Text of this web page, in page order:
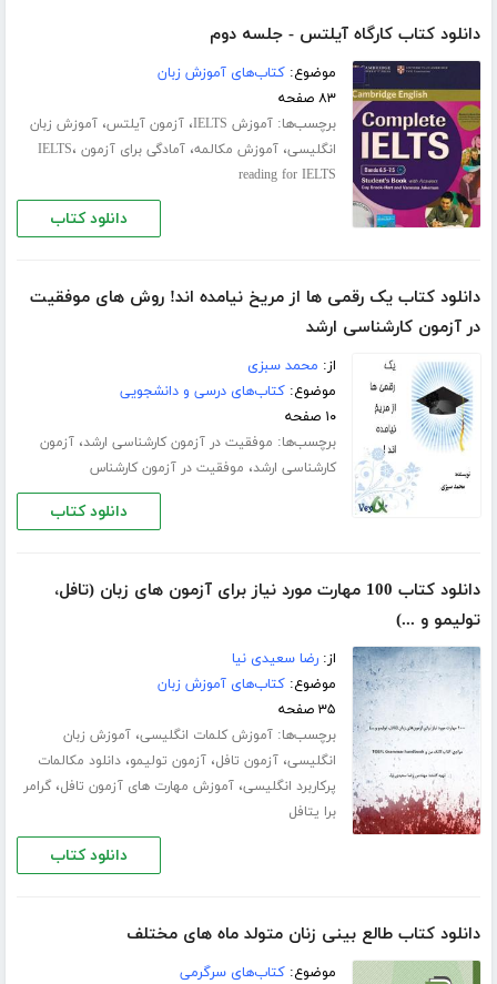
دانلود کتاب کارگاه آیلتس - جلسه دوم
موضوع:کتاب‌های آموزش زبان
۸۳ صفحه
برچسب‌ها:آموزش IELTS ،آزمون آیلتس،آموزش زبان
انگلیسی،آموزش مکالمه،آمادگی برای آزمون IELTS ،
reading for IELTS
دانلود کتاب
دانلود کتاب یک رقمی ها از مریخ نیامده اند! روش های موفقیت
در آزمون کارشناسی ارشد
از: محمد سبزی
موضوع:کتاب‌های درسی و دانشجویی
۱۰ صفحه
برچسب‌ها: موفقیت در آزمون کارشناسی ارشد،آزمون
کارشناسی ارشد، موفقیت در آزمون کارشناس
دانلود کتاب
دانلود کتاب 100 مهارت مورد نیاز برای آزمون های زبان (تافل،
تولیمو و ...)
از:رضا سعیدی نیا
موضوع:کتاب‌های آموزش زبان
۳۵ صفحه
برچسب‌ها:آموزش کلمات انگلیسی،آموزش زبان
انگلیسی،آزمون تافل،آزمون تولیمو،دانلود مکالمات
پرکاربرد انگلیسی،آموزش مهارت های آزمون تافل،گرامر
برا یتافل
دانلود کتاب
دانلود کتاب طالع بینی زنان متولد ماه های مختلف
موضوع:کتاب‌های سرگرمی